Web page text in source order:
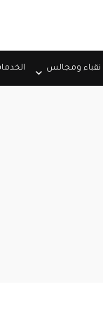
نقباء ومجالس